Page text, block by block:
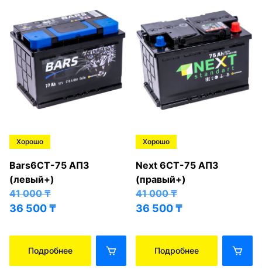
Хорошо
Bars6СТ-75 АПЗ
(левый+)
41 000₸
36 500₸
Подробнее
Хорошо
Next 6СТ-75 АПЗ
(правый+)
41 000₸
36 500₸
Подробнее